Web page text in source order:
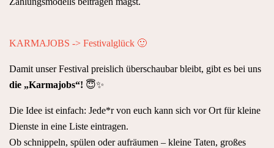
KARMAJOBS -> Festivalglück 🙂
Damit unser Festival preislich überschaubar bleibt, gibt es bei uns
die „Karmajobs“! 😇✨
Die Idee ist einfach: Jede*r von euch kann sich vor Ort für kleine
Dienste in eine Liste eintragen.
Ob schnippeln, spülen oder aufräumen – kleine Taten, großes